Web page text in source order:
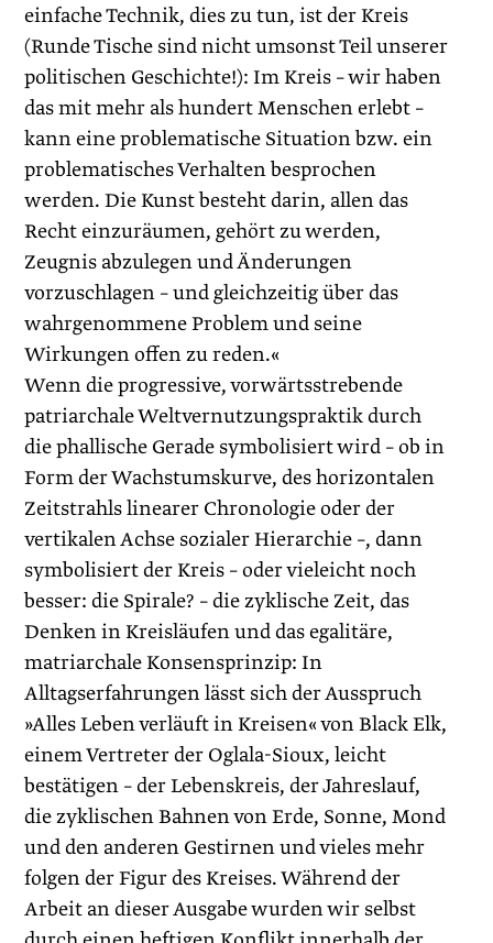
einfache Technik, dies zu tun, ist der Kreis
(Runde Tische sind nicht umsonst Teil unserer
politischen Geschichte!): Im Kreis – wir haben
das mit mehr als hundert Menschen erlebt –
kann eine problematische Situation bzw. ein
problematisches Verhalten besprochen
werden. Die Kunst besteht darin, allen das
Recht einzuräumen, gehört zu werden,
Zeugnis abzulegen und Änderungen
vorzuschlagen – und gleichzeitig über das
wahrgenommene Problem und seine
Wirkungen offen zu ­reden.«
Wenn die progressive, vorwärtsstrebende
patriarchale Weltvernutzungspraktik durch
die phallische Gerade symbolisiert wird – ob in
Form der Wachstumskurve, des horizontalen
Zeitstrahls linearer Chronologie oder der
vertikalen Achse sozialer Hierarchie –, dann
symbolisiert der Kreis – oder vieleicht noch
besser: die Spirale? – die zyklische Zeit, das
Denken in Kreisläufen und das egalitäre,
matriarchale Konsensprinzip: In
Alltagserfahrungen lässt sich der Ausspruch
»Alles Leben verläuft in Kreisen« von Black Elk,
einem Vertreter der Oglala-Sioux, leicht
bestätigen – der Lebenskreis, der Jahreslauf,
die zyklischen Bahnen von Erde, Sonne, Mond
und den anderen Gestirnen und vieles mehr
folgen der Figur des Kreises. Während der
Arbeit an dieser Ausgabe wurden wir selbst